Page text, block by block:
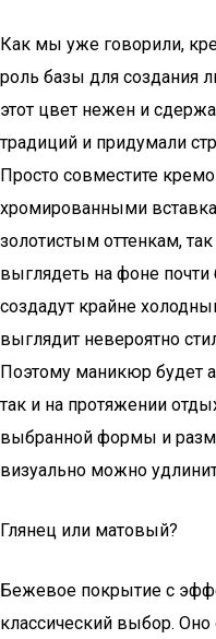
Как мы уже говорили,
роль базы для создания
этот цвет нежен и
традиций и придумали
Просто совместите
хромированными
золотистым оттенкам,
выглядеть на фоне почти
создадут крайне
выглядит невероятно
Поэтому маникюр будет
так и на протяжении
выбранной формы и
визуально можно
Глянец или матовый?
Бежевое покрытие с
классический выбор.